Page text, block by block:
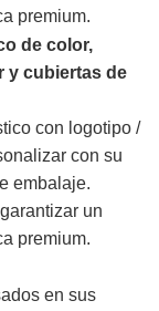
premium.
de color,
y cubiertas de
con logotipo /
con su
embalaje.
un
premium.
en sus